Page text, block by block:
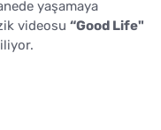
yaşamaya
videosu “Good Life"